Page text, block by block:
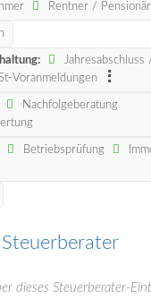
Rentner /
Voranmeldungen
Nachfolgeberatung
Betriebsprüfung
dieses Steuerberater-